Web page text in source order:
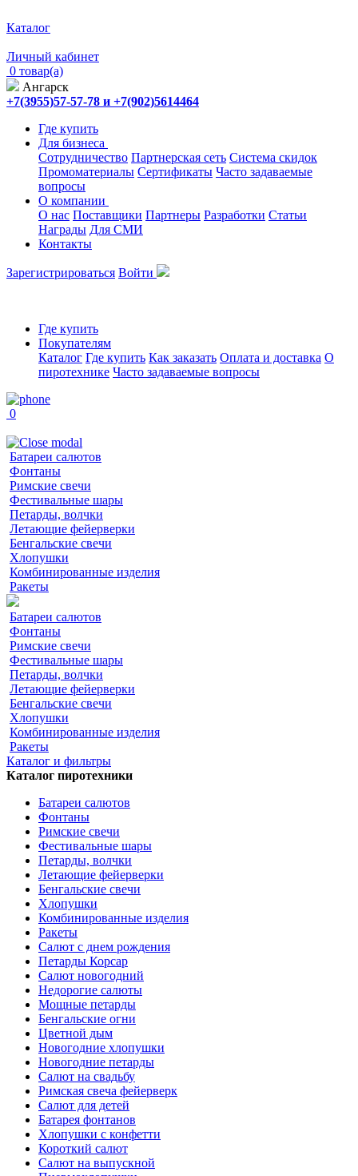
Каталог
Личный кабинет
0 товар(а)
Ангарск
+7(3955)57-57-78 и +7(902)5614464
Где купить
Для бизнеса
Сотрудничество Партнерская сеть Система скидок
Промоматериалы Сертификаты Часто задаваемые
вопросы
О компании
О нас Поставщики Партнеры Разработки Статьи
Награды Для СМИ
Контакты
Зарегистрироваться Войти
Где купить
Покупателям
Каталог Где купить Как заказать Оплата и доставка О
пиротехнике Часто задаваемые вопросы
0
Батареи салютов
Фонтаны
Римские свечи
Фестивальные шары
Петарды, волчки
Летающие фейерверки
Бенгальские свечи
Хлопушки
Комбинированные изделия
Ракеты
Батареи салютов
Фонтаны
Римские свечи
Фестивальные шары
Петарды, волчки
Летающие фейерверки
Бенгальские свечи
Хлопушки
Комбинированные изделия
Ракеты
Каталог и фильтры
Каталог пиротехники
Батареи салютов
Фонтаны
Римские свечи
Фестивальные шары
Петарды, волчки
Летающие фейерверки
Бенгальские свечи
Хлопушки
Комбинированные изделия
Ракеты
Салют с днем рождения
Петарды Корсар
Салют новогодний
Недорогие салюты
Мощные петарды
Бенгальские огни
Цветной дым
Новогодние хлопушки
Новогодние петарды
Салют на свадьбу
Римская свеча фейерверк
Салют для детей
Батарея фонтанов
Хлопушки с конфетти
Короткий салют
Салют на выпускной